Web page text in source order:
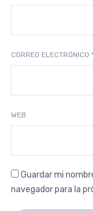
CORREO ELECTRÓNICO
WEB
Guardar mi
navegador para la